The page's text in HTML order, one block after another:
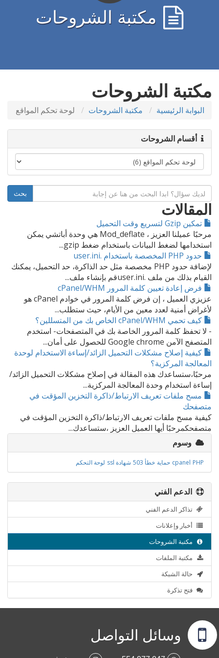
مكتبة الشروحات
مكتبة الشروحات
البوابة الرئيسية مكتبة الشروحات لوحة تحكم المواقع
أقسام الشروحات
المقالات
تمكين Gzip لتسريع وقت التحميل
مرحبًا عميلنا العزيز ، Mod_deflate هي وحدة أباتشي يمكن
استخدامها لضغط البيانات باستخدام ضغط gzip...
حدود PHP المخصصة باستخدام .user.ini
لإضافة حدود PHP مخصصة مثل حد الذاكرة، حد التحميل، يمكنك
القيام بذلك من ملف .user.iniقم بإنشاء ملف...
فرض إعادة تعيين كلمة المرور cPanel/WHM
عزيزي العميل ، إن فرض كلمة المرور في خوادم cPanel هو
لأغراض أمنية لعدد معين من الأيام، حيث ستطلب...
كيف تحمي cPanel/WHM الخاص بك من المتسللين؟
- لا تحفظ كلمة المرور الخاصة بك في المتصفحات- استخدم
المتصفح الآمن Google chrome للحصول على أمان...
كيفية إصلاح مشكلات التحميل الزائد/إساءة الاستخدام لوحدة
المعالجة المركزية؟
مرحبًا،ستساعدك هذه المقالة في إصلاح مشكلات التحميل الزائد/
إساءة استخدام وحدة المعالجة المركزية...
مسح ملفات تعريف الارتباط/ذاكرة التخزين المؤقت في
متصفحك
كيفية مسح ملفات تعريف الارتباط/ذاكرة التخزين المؤقت في
متصفحكمرحبًا أيها العميل العزيز ،ستساعدك...
وسوم
cpanel PHP حماية خطأ 503 شهادة ssl لوحة التحكم
الدعم الفني
تذاكر الدعم الفني
أخبار وإعلانات
مكتبة الشروحات
مكتبة الملفات
حالة الشبكة
فتح تذكرة
وسائل التواصل